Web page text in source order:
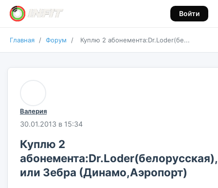
Войти
Главная / Форум / Куплю 2 абонемента:Dr.Loder(бе...
Валерия
30.01.2013 в 15:34
Куплю 2
или Зебра (Динамо,Аэропорт)